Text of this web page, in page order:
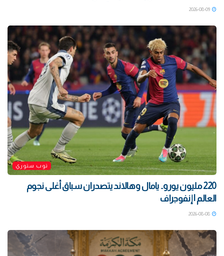
توب ستوري
220 مليون يورو.. يامال وهالاند يتصدران سباق أغلى نجوم
العالم | إنفوجراف